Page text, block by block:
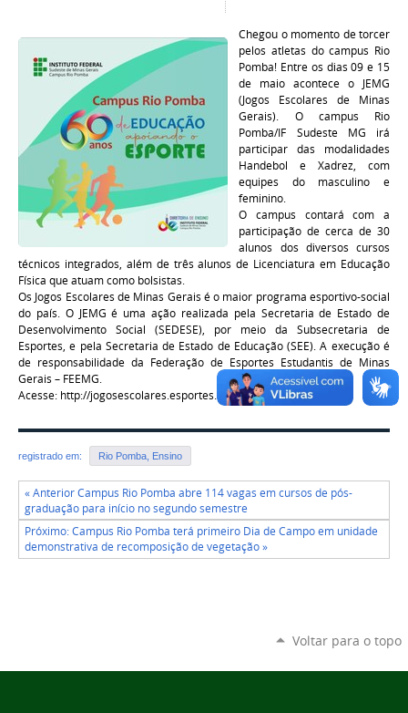
Chegou o momento de torcer
pelos atletas do campus Rio
Pomba! Entre os dias 09 e 15
de maio acontece o JEMG
(Jogos Escolares de Minas
Gerais). O campus Rio
Pomba/IF Sudeste MG irá
participar das modalidades
Handebol e Xadrez, com
equipes do masculino e
feminino.
O campus contará com a
participação de cerca de 30
alunos dos diversos cursos
técnicos integrados, além de três alunos de Licenciatura em Educação
Física que atuam como bolsistas.
Os Jogos Escolares de Minas Gerais é o maior programa esportivo-social
do país. O JEMG é uma ação realizada pela Secretaria de Estado de
Desenvolvimento Social (SEDESE), por meio da Subsecretaria de
Esportes, e pela Secretaria de Estado de Educação (SEE). A execução é
de responsabilidade da Federação de Esportes Estudantis de Minas
Gerais – FEEMG.
Acesse: http://jogosescolares.esportes.mg.gov.br/
registrado em: Rio Pomba, Ensino
« Anterior Campus Rio Pomba abre 114 vagas em cursos de pós-
graduação para início no segundo semestre
Próximo: Campus Rio Pomba terá primeiro Dia de Campo em unidade
demonstrativa de recomposição de vegetação »
Voltar para o topo